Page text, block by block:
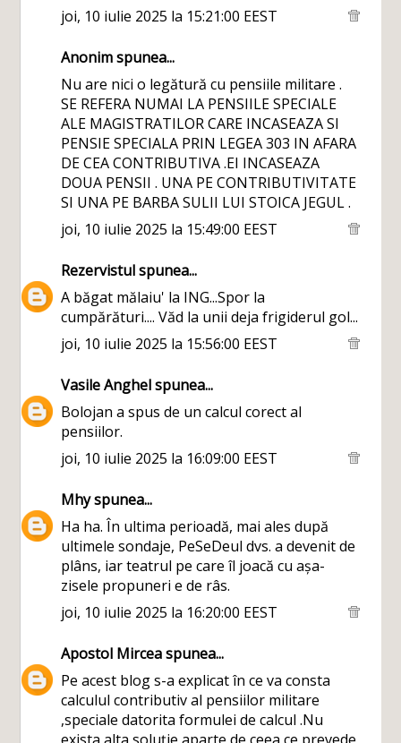
joi, 10 iulie 2025 la 15:21:00 EEST
Anonim spunea...
Nu are nici o legătură cu pensiile militare .
SE REFERA NUMAI LA PENSIILE SPECIALE
ALE MAGISTRATILOR CARE INCASEAZA SI
PENSIE SPECIALA PRIN LEGEA 303 IN AFARA
DE CEA CONTRIBUTIVA .EI INCASEAZA
DOUA PENSII . UNA PE CONTRIBUTIVITATE
SI UNA PE BARBA SULII LUI STOICA JEGUL .
joi, 10 iulie 2025 la 15:49:00 EEST
Rezervistulspunea...
A băgat mălaiu' la ING...Spor la
cumpărături.... Văd la unii deja frigiderul gol...
joi, 10 iulie 2025 la 15:56:00 EEST
Vasile Anghelspunea...
Bolojan a spus de un calcul corect al
pensiilor.
joi, 10 iulie 2025 la 16:09:00 EEST
Mhyspunea...
Ha ha. În ultima perioadă, mai ales după
ultimele sondaje, PeSeDeul dvs. a devenit de
plâns, iar teatrul pe care îl joacă cu așa-
zisele propuneri e de râs.
joi, 10 iulie 2025 la 16:20:00 EEST
Apostol Mirceaspunea...
Pe acest blog s-a explicat în ce va consta
calculul contributiv al pensiilor militare
,speciale datorita formulei de calcul .Nu